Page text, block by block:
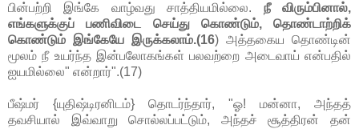
பின்பற்றி இங்கே வாழ்வது சாத்தியமில்லை. நீ விரும்பினால்,
எங்களுக்குப் பணிவிடை செய்து கொண்டும், தொண்டாற்றிக்
கொண்டும் இங்கேயே இருக்கலாம்.(16) அத்தகைய தொண்டின்
மூலம் நீ உயர்ந்த இன்பலோகங்கள் பலவற்றை அடைவாய் என்பதில்
ஐயமில்லை" என்றார்".(17)
பீஷ்மர் {யுதிஷ்டிரனிடம்} தொடர்ந்தார், "ஓ! மன்னா, அந்தத்
தவசியால் இவ்வாறு சொல்லப்பட்டும், அந்தச் சூத்திரன் தன்